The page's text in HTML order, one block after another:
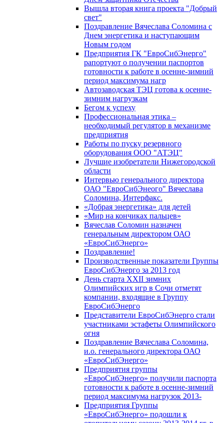
Вышла вторая книга проекта "Добрый
свет"
Поздравление Вячеслава Соломина с
Днем энергетика и наступающим
Новым годом
Предприятия ГК "ЕвроСибЭнерго"
рапортуют о получении паспортов
готовности к работе в осенне-зимний
период максимума нагр
Автозаводская ТЭЦ готова к осенне-
зимним нагрузкам
Бегом к успеху
Профессиональная этика –
необходимый регулятор в механизме
предприятия
Работы по пуску резервного
оборудования ООО "АТЭЦ"
Лучшие изобретатели Нижегородской
области
Интервью генерального директора
ОАО "ЕвроСибЭнеого" Вячеслава
Соломина, Интерфакс.
«Добрая энергетика» для детей
«Мир на кончиках пальцев»
Вячеслав Соломин назначен
генеральным директором ОАО
«ЕвроСибЭнерго»
Поздравление!
Производственные показатели Группы
ЕвроСибЭнерго за 2013 год
День старта XXII зимних
Олимпийских игр в Сочи отметят
компании, входящие в Группу
ЕвроСибЭнерго
Представители ЕвроСибЭнерго стали
участниками эстафеты Олимпийского
огня
Поздравление Вячеслава Соломина,
и.о. генерального директора ОАО
«ЕвроСибЭнерго»
Предприятия группы
«ЕвроСибЭнерго» получили паспорта
готовности к работе в осенне-зимний
период максимума нагрузок 2013-
Предприятия Группы
«ЕвроСибЭнерго» подошли к